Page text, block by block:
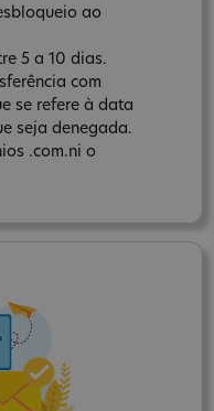
ao
5 a 10 dias.
com
se refere à data
seja denegada.
.com.ni o